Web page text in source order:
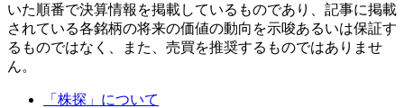
いた順番で決算情報を掲載しているものであり、記事に掲載
されている各銘柄の将来の価値の動向を示唆あるいは保証す
るものではなく、また、売買を推奨するものではありませ
ん。
「株探」について